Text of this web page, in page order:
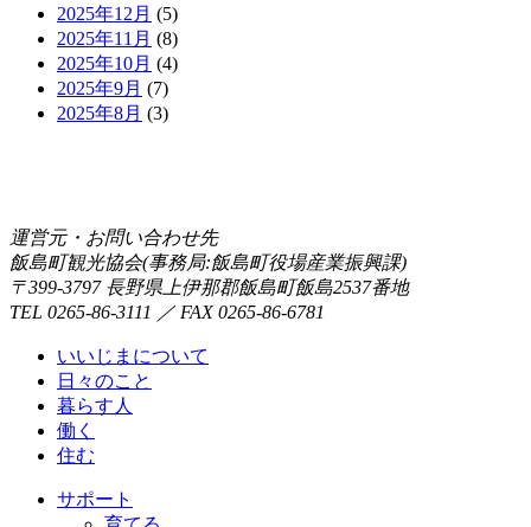
2025年12月 (5)
2025年11月 (8)
2025年10月 (4)
2025年9月 (7)
2025年8月 (3)
運営元・お問い合わせ先
飯島町観光協会(事務局:飯島町役場産業振興課)
〒399-3797 長野県上伊那郡飯島町飯島2537番地
TEL 0265-86-3111 ／ FAX 0265-86-6781
いいじまについて
日々のこと
暮らす人
働く
住む
サポート